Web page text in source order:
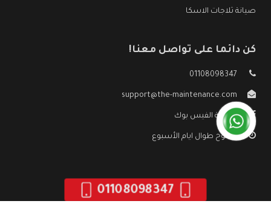
صيانة ثلاجات الاسكا
كن دائما على تواصل معنا!
01108098347
support@the-maintenance.com
صفحة الفيس بوك
مفتوح طوال ايام الأسبوع
01108098347